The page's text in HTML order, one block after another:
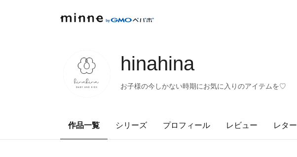
hinahina
お子様の今しかない時期にお気に入りのアイテムを♡
作品一覧 シリーズ プロフィール レビュー レター